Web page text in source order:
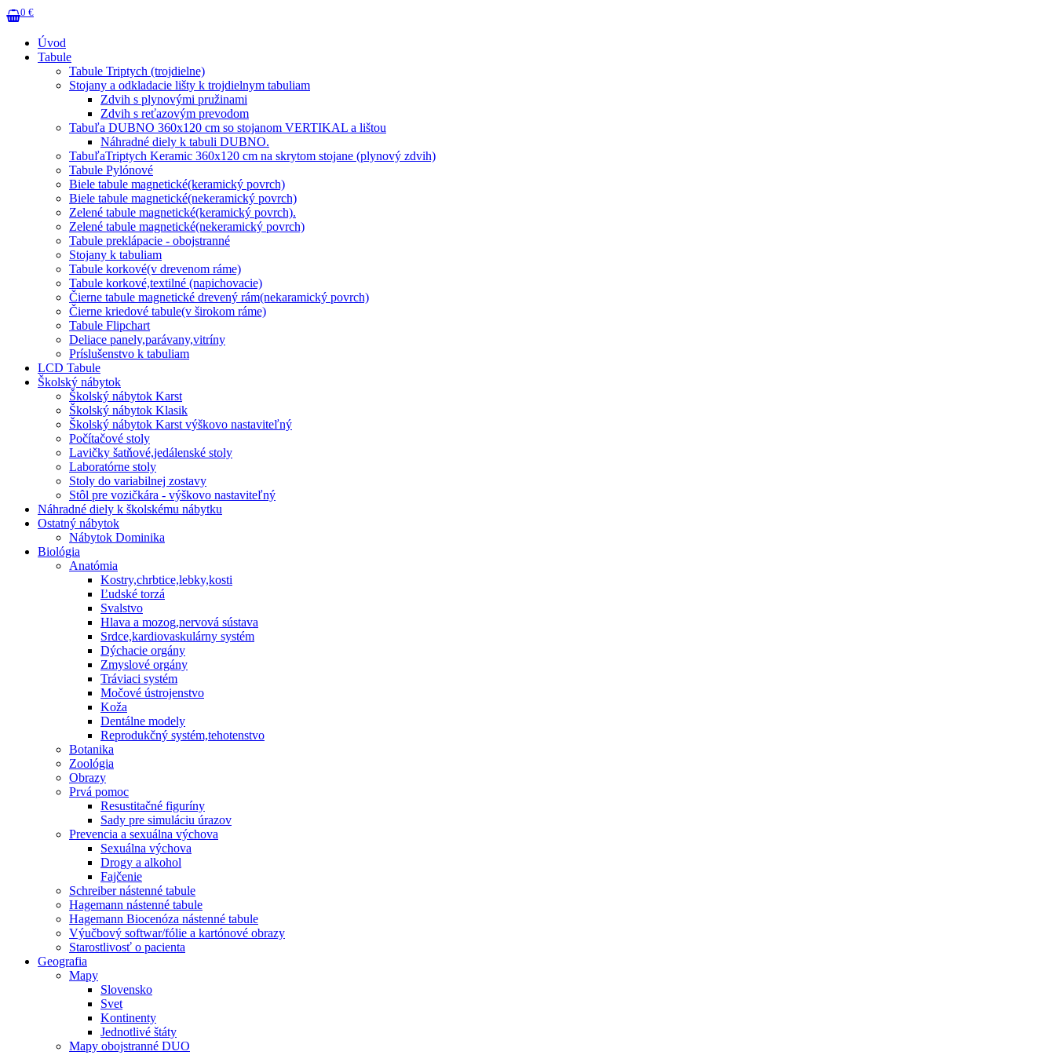
0 €
Úvod
Tabule
Tabule Triptych (trojdielne)
Stojany a odkladacie lišty k trojdielnym tabuliam
Zdvih s plynovými pružinami
Zdvih s reťazovým prevodom
Tabuľa DUBNO 360x120 cm so stojanom VERTIKAL a lištou
Náhradné diely k tabuli DUBNO.
TabuľaTriptych Keramic 360x120 cm na skrytom stojane (plynový zdvih)
Tabule Pylónové
Biele tabule magnetické(keramický povrch)
Biele tabule magnetické(nekeramický povrch)
Zelené tabule magnetické(keramický povrch).
Zelené tabule magnetické(nekeramický povrch)
Tabule preklápacie - obojstranné
Stojany k tabuliam
Tabule korkové(v drevenom ráme)
Tabule korkové,textilné (napichovacie)
Čierne tabule magnetické drevený rám(nekaramický povrch)
Čierne kriedové tabule(v širokom ráme)
Tabule Flipchart
Deliace panely,parávany,vitríny
Príslušenstvo k tabuliam
LCD Tabule
Školský nábytok
Školský nábytok Karst
Školský nábytok Klasik
Školský nábytok Karst výškovo nastaviteľný
Počítačové stoly
Lavičky šatňové,jedálenské stoly
Laboratórne stoly
Stoly do variabilnej zostavy
Stôl pre vozičkára - výškovo nastaviteľný
Náhradné diely k školskému nábytku
Ostatný nábytok
Nábytok Dominika
Biológia
Anatómia
Kostry,chrbtice,lebky,kosti
Ľudské torzá
Svalstvo
Hlava a mozog,nervová sústava
Srdce,kardiovaskulárny systém
Dýchacie orgány
Zmyslové orgány
Tráviaci systém
Močové ústrojenstvo
Koža
Dentálne modely
Reprodukčný systém,tehotenstvo
Botanika
Zoológia
Obrazy
Prvá pomoc
Resustitačné figuríny
Sady pre simuláciu úrazov
Prevencia a sexuálna výchova
Sexuálna výchova
Drogy a alkohol
Fajčenie
Schreiber nástenné tabule
Hagemann nástenné tabule
Hagemann Biocenóza nástenné tabule
Výučbový softwar/fólie a kartónové obrazy
Starostlivosť o pacienta
Geografia
Mapy
Slovensko
Svet
Kontinenty
Jednotlivé štáty
Mapy obojstranné DUO